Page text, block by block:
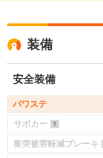
装備
安全装備
パワステ
サポカー
衝突被害軽減ブレーキ